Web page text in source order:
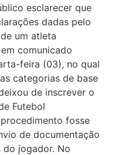
esclarecer que
dadas pelo
um atleta
comunicado
feira (03), no qual
categorias de base
de inscrever o
Futebol
fosse
de documentação
jogador. No